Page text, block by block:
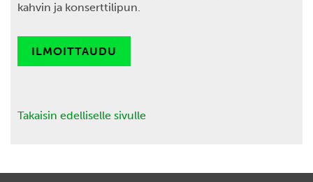
kahvin ja konserttilipun.
ILMOITTAUDU
Takaisin edelliselle sivulle